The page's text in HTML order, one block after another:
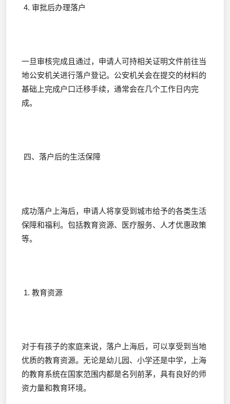
4. 审批后办理落户
一旦审核完成且通过，申请人可持相关证明文件前往当
地公安机关进行落户登记。公安机关会在提交的材料的
基础上完成户口迁移手续，通常会在几个工作日内完
成。
四、落户后的生活保障
成功落户上海后，申请人将享受到城市给予的各类生活
保障和福利。包括教育资源、医疗服务、人才优惠政策
等。
1. 教育资源
对于有孩子的家庭来说，落户上海后，可以享受到当地
优质的教育资源。无论是幼儿园、小学还是中学，上海
的教育系统在国家范围内都是名列前茅，具有良好的师
资力量和教育环境。